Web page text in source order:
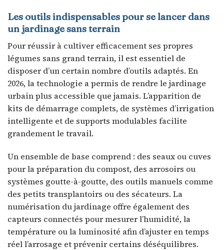
Les outils indispensables pour se lancer dans
un jardinage sans terrain
Pour réussir à cultiver efficacement ses propres
légumes sans grand terrain, il est essentiel de
disposer d’un certain nombre d’outils adaptés. En
2026, la technologie a permis de rendre le jardinage
urbain plus accessible que jamais. L’apparition de
kits de démarrage complets, de systèmes d’irrigation
intelligente et de supports modulables facilite
grandement le travail.
Un ensemble de base comprend : des seaux ou cuves
pour la préparation du compost, des arrosoirs ou
systèmes goutte-à-goutte, des outils manuels comme
des petits transplantoirs ou des sécateurs. La
numérisation du jardinage offre également des
capteurs connectés pour mesurer l’humidité, la
température ou la luminosité afin d’ajuster en temps
réel l’arrosage et prévenir certains déséquilibres.